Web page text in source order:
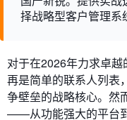
择战略型客户管理系
对于在2026年力求卓
再是简单的联系人列表
争壁垒的战略核心。然
——从功能强大的平台